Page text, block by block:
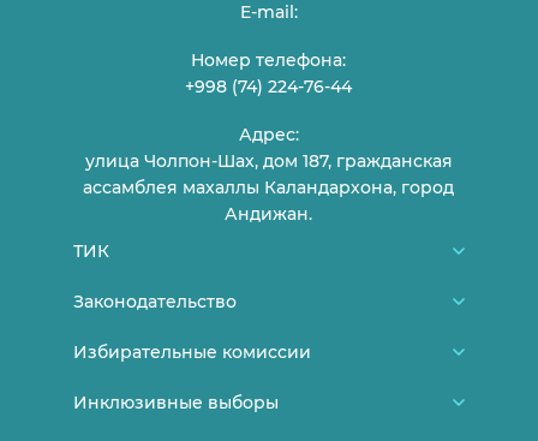
E-mail:
Номер телефона:
+998 (74) 224-76-44
Адрес:
улица Чолпон-Шах, дом 187, гражданская
ассамблея махаллы Каландархона, город
Андижан.
ТИК
О нас
Контакты
Законодательство
Конституция Узбекистана
Избирательные комиссии
Районные/городские избирательные
Инклюзивные выборы